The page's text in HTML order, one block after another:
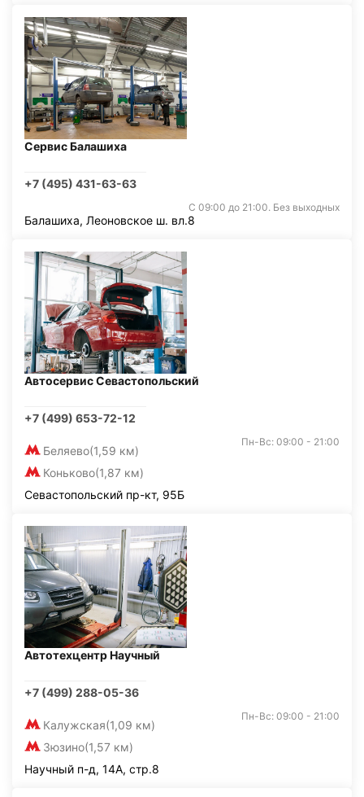
Сервис Балашиха
+7 (495) 431-63-63
С 09:00 до 21:00. Без выходных
Балашиха, Леоновское ш. вл.8
Автосервис Севастопольский
+7 (499) 653-72-12
Беляево(1,59 км)
Коньково(1,87 км)
Пн-Вс: 09:00 - 21:00
Севастопольский пр-кт, 95Б
Автотехцентр Научный
+7 (499) 288-05-36
Калужская(1,09 км)
Зюзино(1,57 км)
Пн-Вс: 09:00 - 21:00
Научный п-д, 14А, стр.8